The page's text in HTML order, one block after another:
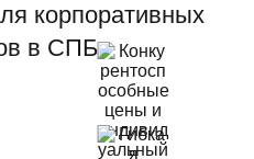
корпоративных
в СПБ